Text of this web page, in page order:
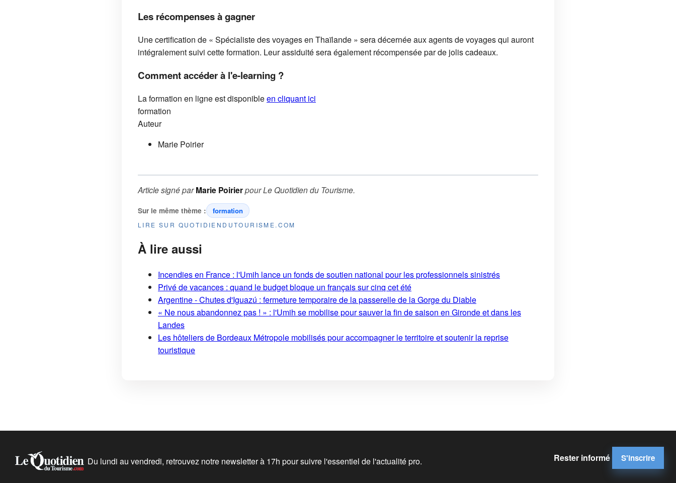
Les récompenses à gagner
Une certification de « Spécialiste des voyages en Thaïlande » sera décernée aux agents de voyages qui auront
intégralement suivi cette formation. Leur assiduité sera également récompensée par de jolis cadeaux.
Comment accéder à l'e-learning ?
La formation en ligne est disponibleen cliquant ici
formation
Auteur
Marie Poirier
Article signé parMarie PoirierpourLe Quotidien du Tourisme.
Sur le même thème : formation
LIRE SUR QUOTIDIENDUTOURISME.COM
À lire aussi
Incendies en France : l'Umih lance un fonds de soutien national pour les professionnels sinistrés
Privé de vacances : quand le budget bloque un français sur cinq cet été
Argentine - Chutes d'Iguazú : fermeture temporaire de la passerelle de la Gorge du Diable
« Ne nous abandonnez pas ! » : l'Umih se mobilise pour sauver la fin de saison en Gironde et dans les
Landes
Les hôteliers de Bordeaux Métropole mobilisés pour accompagner le territoire et soutenir la reprise
touristique
Du lundi au vendredi, retrouvez notre newsletter à 17h pour suivre l'essentiel de l'actualité pro. Rester informé S'inscrire